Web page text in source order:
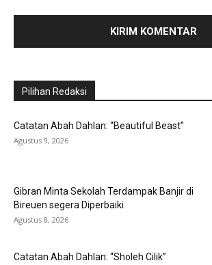
Pilihan Redaksi
Catatan Abah Dahlan: “Beautiful Beast”
Agustus 9, 2026
Gibran Minta Sekolah Terdampak Banjir di
Bireuen segera Diperbaiki
Agustus 8, 2026
Catatan Abah Dahlan: “Sholeh Cilik”